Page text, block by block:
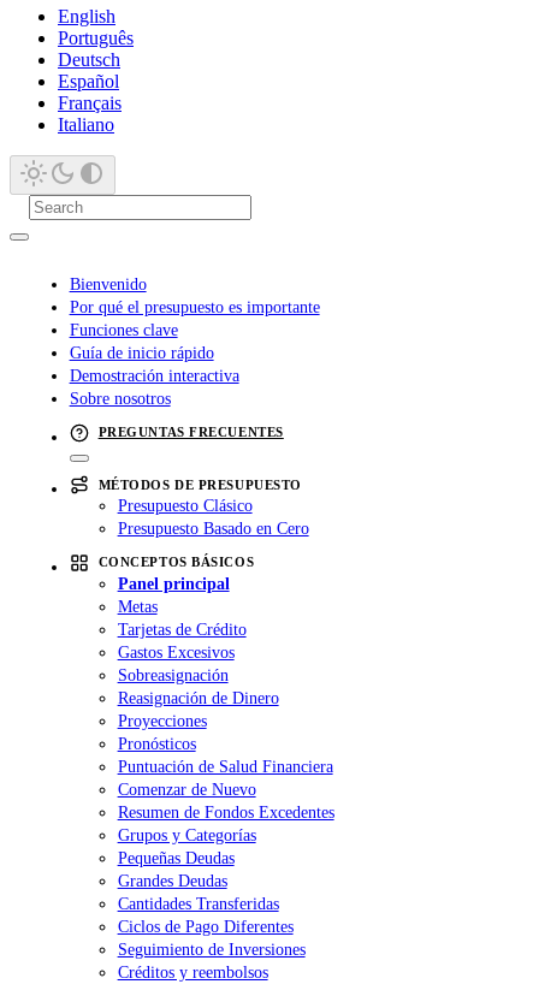
English
Português
Deutsch
Español
Français
Italiano
Bienvenido
Por qué el presupuesto es importante
Funciones clave
Guía de inicio rápido
Demostración interactiva
Sobre nosotros
PREGUNTAS FRECUENTES
MÉTODOS DE PRESUPUESTO
Presupuesto Clásico
Presupuesto Basado en Cero
CONCEPTOS BÁSICOS
Panel principal
Metas
Tarjetas de Crédito
Gastos Excesivos
Sobreasignación
Reasignación de Dinero
Proyecciones
Pronósticos
Puntuación de Salud Financiera
Comenzar de Nuevo
Resumen de Fondos Excedentes
Grupos y Categorías
Pequeñas Deudas
Grandes Deudas
Cantidades Transferidas
Ciclos de Pago Diferentes
Seguimiento de Inversiones
Créditos y reembolsos